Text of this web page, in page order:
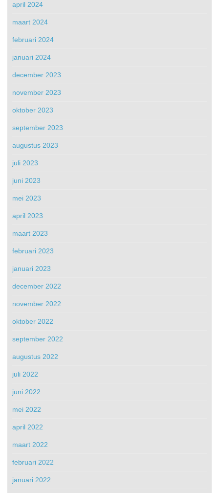
april 2024
maart 2024
februari 2024
januari 2024
december 2023
november 2023
oktober 2023
september 2023
augustus 2023
juli 2023
juni 2023
mei 2023
april 2023
maart 2023
februari 2023
januari 2023
december 2022
november 2022
oktober 2022
september 2022
augustus 2022
juli 2022
juni 2022
mei 2022
april 2022
maart 2022
februari 2022
januari 2022